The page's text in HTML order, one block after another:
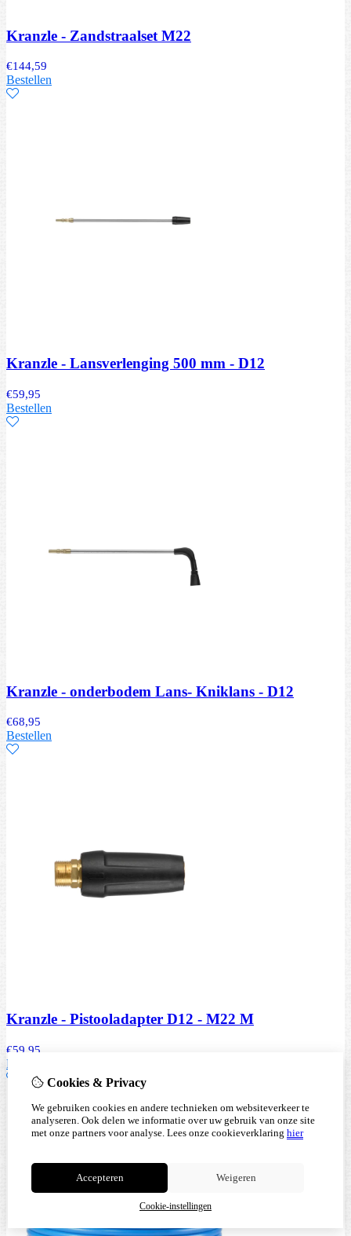
Kranzle - Zandstraalset M22
€144,59
Bestellen
Kranzle - Lansverlenging 500 mm - D12
€59,95
Bestellen
Kranzle - onderbodem Lans- Kniklans - D12
€68,95
Bestellen
Kranzle - Pistooladapter D12 - M22 M
€59,95
Bestellen
Cookies & Privacy
We gebruiken cookies en andere technieken om websiteverkeer te
analyseren. Ook delen we informatie over uw gebruik van onze site
met onze partners voor analyse. Lees onze cookieverklaring hier
Accepteren Weigeren
Cookie-instellingen